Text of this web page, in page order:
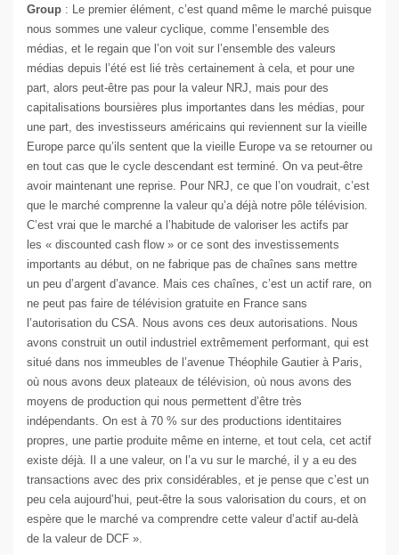
Group : Le premier élément, c’est quand même le marché puisque
nous sommes une valeur cyclique, comme l’ensemble des
médias, et le regain que l’on voit sur l’ensemble des valeurs
médias depuis l’été est lié très certainement à cela, et pour une
part, alors peut-être pas pour la valeur NRJ, mais pour des
capitalisations boursières plus importantes dans les médias, pour
une part, des investisseurs américains qui reviennent sur la vieille
Europe parce qu’ils sentent que la vieille Europe va se retourner ou
en tout cas que le cycle descendant est terminé. On va peut-être
avoir maintenant une reprise. Pour NRJ, ce que l’on voudrait, c’est
que le marché comprenne la valeur qu’a déjà notre pôle télévision.
C’est vrai que le marché a l’habitude de valoriser les actifs par
les « discounted cash flow » or ce sont des investissements
importants au début, on ne fabrique pas de chaînes sans mettre
un peu d’argent d’avance. Mais ces chaînes, c’est un actif rare, on
ne peut pas faire de télévision gratuite en France sans
l’autorisation du CSA. Nous avons ces deux autorisations. Nous
avons construit un outil industriel extrêmement performant, qui est
situé dans nos immeubles de l’avenue Théophile Gautier à Paris,
où nous avons deux plateaux de télévision, où nous avons des
moyens de production qui nous permettent d’être très
indépendants. On est à 70 % sur des productions identitaires
propres, une partie produite même en interne, et tout cela, cet actif
existe déjà. Il a une valeur, on l’a vu sur le marché, il y a eu des
transactions avec des prix considérables, et je pense que c’est un
peu cela aujourd’hui, peut-être la sous valorisation du cours, et on
espère que le marché va comprendre cette valeur d’actif au-delà
de la valeur de DCF ».